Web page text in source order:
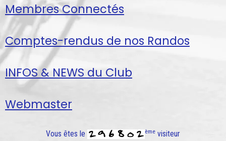
Membres Connectés
Comptes-rendus de nos Randos
INFOS & NEWS du Club
Webmaster
Vous êtes le ème visiteur